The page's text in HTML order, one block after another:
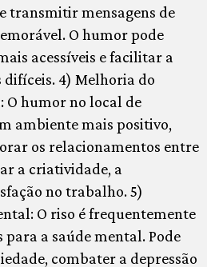
transmitir mensagens de
O humor pode
acessíveis e facilitar a
difíceis. 4) Melhoria do
O humor no local de
ambiente mais positivo,
os relacionamentos entre
a criatividade, a
no trabalho. 5)
O riso é frequentemente
para a saúde mental. Pode
combater a depressão